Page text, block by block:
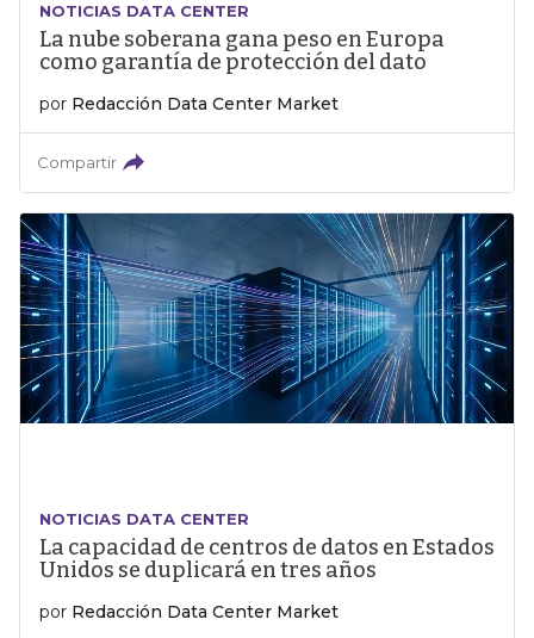
NOTICIAS DATA CENTER
La nube soberana gana peso en Europa
como garantía de protección del dato
por Redacción Data Center Market
Compartir
NOTICIAS DATA CENTER
La capacidad de centros de datos en Estados
Unidos se duplicará en tres años
por Redacción Data Center Market